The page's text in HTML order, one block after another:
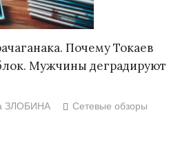
Почему Токаев
Мужчины деградируют
ЗЛОБИНА
Сетевые обзоры